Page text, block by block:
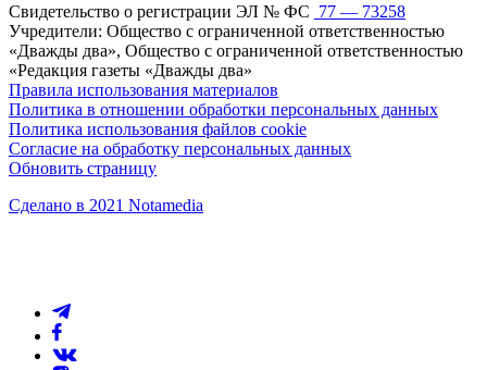
Свидетельство о регистрации ЭЛ № ФС 77 — 73258
Учредители: Общество с ограниченной ответственностью
«Дважды два», Общество с ограниченной ответственностью
«Редакция газеты «Дважды два»
Правила использования материалов
Политика в отношении обработки персональных данных
Политика использования файлов cookie
Согласие на обработку персональных данных
Обновить страницу
Сделано в 2021 Notamedia